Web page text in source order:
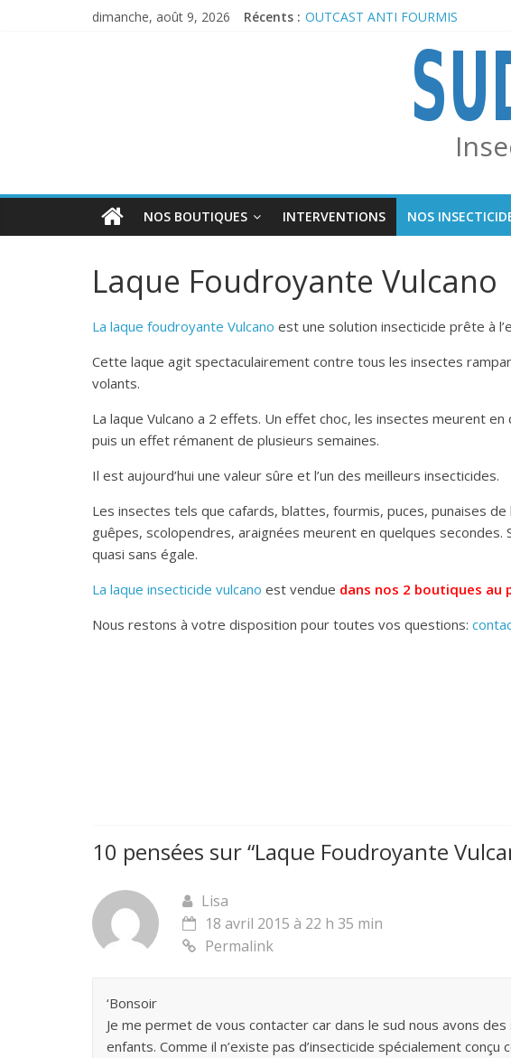
dimanche, août 9, 2026 Récents : OUTCAST ANTI FOURMIS
Anticiper l’arrivée des frelons
REPELINE – Répulsif
NOS BOUTIQUES INTERVENTIONS NOS
Laque Foudroyante Vulcano
La laque foudroyante Vulcano est une solution insecticide prête à
Cette laque agit spectaculairement contre tous les insectes
volants.
La laque Vulcano a 2 effets. Un effet choc, les insectes meurent en
puis un effet rémanent de plusieurs semaines.
Il est aujourd’hui une valeur sûre et l’un des meilleurs insecticides.
Les insectes tels que cafards, blattes, fourmis, puces, punaises de
guêpes, scolopendres, araignées meurent en quelques secondes.
quasi sans égale.
La laque insecticide vulcano est vendue dans nos 2 boutiques au
Nous restons à votre disposition pour toutes vos questions:
10 pensées sur “Laque Foudroyante
Lisa
18 avril 2015 à 22 h 35 min
Permalink
‘Bonsoir
Je me permet de vous contacter car dans le sud nous avons
enfants. Comme il n’existe pas d’insecticide spécialement